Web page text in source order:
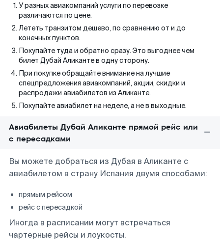
У разных авиакомпаний услуги по перевозке
различаются по цене.
Лететь транзитом дешево, по сравнению от и до
конечных пунктов.
Покупайте туда и обратно сразу. Это выгоднее чем
билет Дубай Аликанте в одну сторону.
При покупке обращайте внимание на лучшие
спецпредложения авиакомпаний, акции, скидки и
распродажи авиабилетов из Аликанте.
Покупайте авиабилет на неделе, а не в выходные.
Авиабилеты Дубай Аликанте прямой рейс или
с пересадками
Вы можете добраться из Дубая в Аликанте с
авиабилетом в страну Испания двумя способами:
прямым рейсом
рейс с пересадкой
Иногда в расписании могут встречаться
чартерные рейсы и лоукосты.